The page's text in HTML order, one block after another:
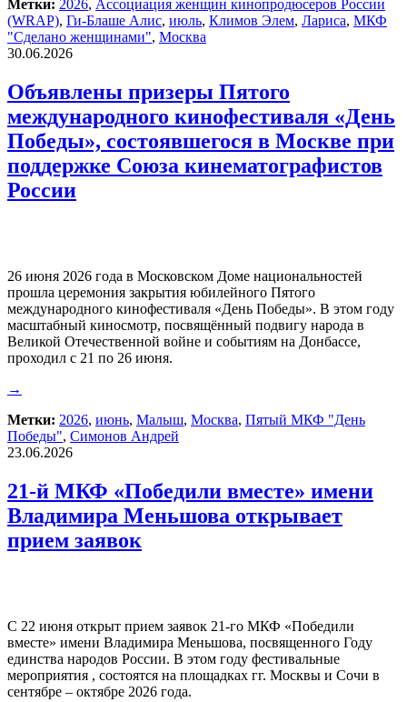
Метки: 2026, Ассоциация женщин кинопродюсеров России
(WRAP), Ги-Блаше Алис, июль, Климов Элем, Лариса, МКФ
"Сделано женщинами", Москва
30.06.2026
Объявлены призеры Пятого
международного кинофестиваля «День
Победы», состоявшегося в Москве при
поддержке Союза кинематографистов
России
26 июня 2026 года в Московском Доме национальностей
прошла церемония закрытия юбилейного Пятого
международного кинофестиваля «День Победы». В этом году
масштабный киносмотр, посвящённый подвигу народа в
Великой Отечественной войне и событиям на Донбассе,
проходил с 21 по 26 июня.
→
Метки: 2026, июнь, Малыш, Москва, Пятый МКФ "День
Победы", Симонов Андрей
23.06.2026
21-й МКФ «Победили вместе» имени
Владимира Меньшова открывает
прием заявок
С 22 июня открыт прием заявок 21-го МКФ «Победили
вместе» имени Владимира Меньшова, посвященного Году
единства народов России. В этом году фестивальные
мероприятия , состоятся на площадках гг. Москвы и Сочи в
сентябре – октябре 2026 года.